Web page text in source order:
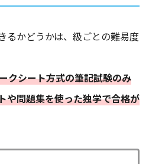
るかどうかは、級ごとの難易度
クシート方式の筆記試験のみ
や問題集を使った独学で合格が